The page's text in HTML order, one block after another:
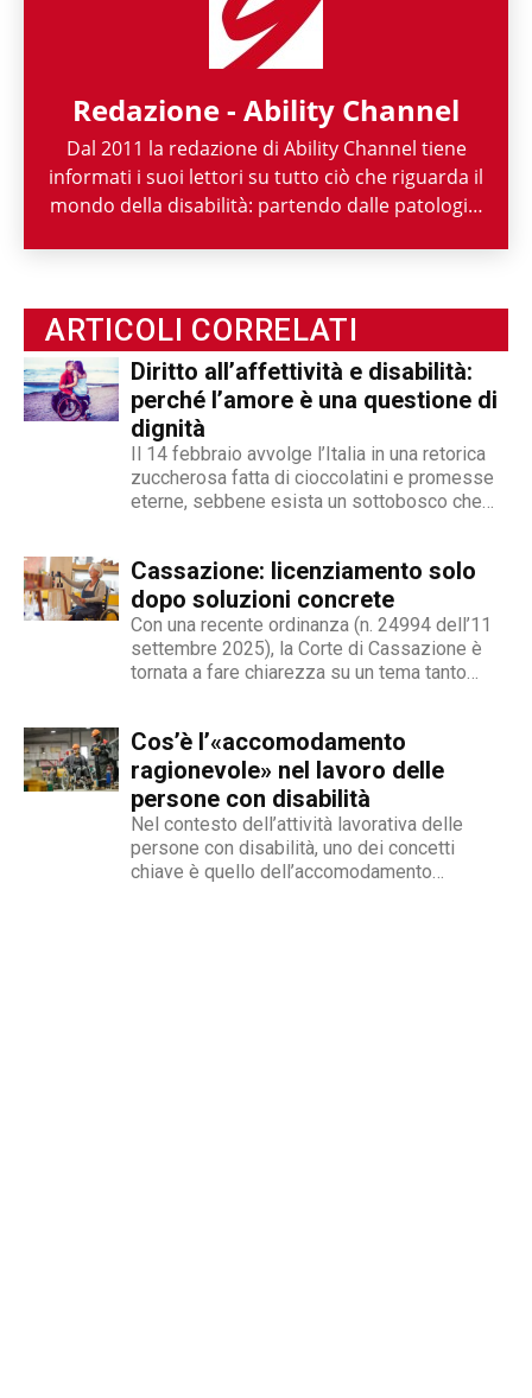
Redazione - Ability Channel
Dal 2011 la redazione di Ability Channel tiene
informati i suoi lettori su tutto ciò che riguarda il
mondo della disabilità: partendo dalle patologie,
l'approccio positivo alla disabilità, una risorsa
fondamentale della nostra società.
ARTICOLI CORRELATI
Diritto all’affettività e disabilità:
perché l’amore è una questione di
dignità
Il 14 febbraio avvolge l’Italia in una retorica
zuccherosa fatta di cioccolatini e promesse
eterne, sebbene esista un sottobosco che
un’opzione commerciale né un dato di di fatto,
ma...
Cassazione: licenziamento solo
dopo soluzioni concrete
Con una recente ordinanza (n. 24994 dell’11
settembre 2025), la Corte di Cassazione è
tornata a fare chiarezza su un tema tanto
che, a causa di una sopraggiunta disabilità,
non è più...
Cos’è l’«accomodamento
ragionevole» nel lavoro delle
persone con disabilità
Nel contesto dell’attività lavorativa delle
persone con disabilità, uno dei concetti
chiave è quello dell’accomodamento